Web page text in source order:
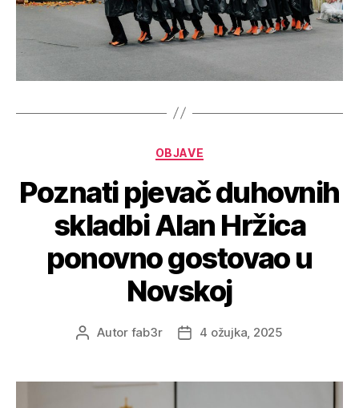
OBJAVE
Poznati pjevač duhovnih
skladbi Alan Hržica
ponovno gostovao u
Novskoj
Autor fab3r 4 ožujka, 2025